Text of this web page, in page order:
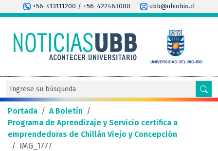
+56-413111200 / +56-422463000 ubb@ubiobio.cl
Portada / A Boletín /
Programa de Aprendizaje y Servicio certifica a
emprendedoras de Chillán Viejo y Concepción
/ IMG_1777